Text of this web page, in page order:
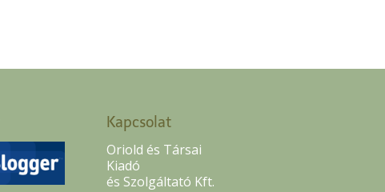
Kapcsolat
Oriold és Társai
Kiadó
és Szolgáltató Kft.